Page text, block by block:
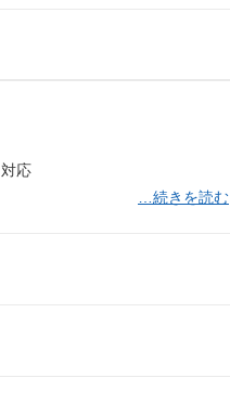
応
…続きを読む